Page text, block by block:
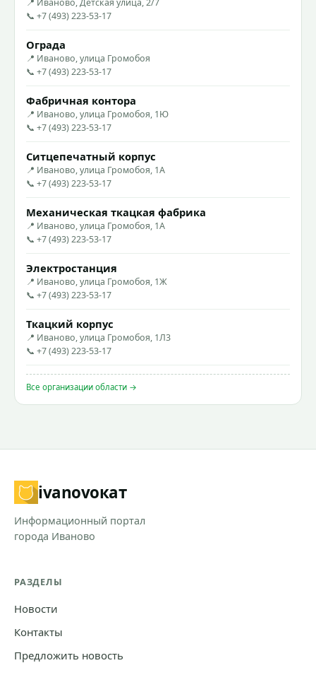
📞 +7 (493) 223-53-17
Ограда
📍 Иваново, улица Громобоя
📞 +7 (493) 223-53-17
Фабричная контора
📍 Иваново, улица Громобоя, 1Ю
📞 +7 (493) 223-53-17
Ситцепечатный корпус
📍 Иваново, улица Громобоя, 1А
📞 +7 (493) 223-53-17
Механическая ткацкая фабрика
📍 Иваново, улица Громобоя, 1А
📞 +7 (493) 223-53-17
Электростанция
📍 Иваново, улица Громобоя, 1Ж
📞 +7 (493) 223-53-17
Ткацкий корпус
📍 Иваново, улица Громобоя, 1Л3
📞 +7 (493) 223-53-17
Все организации области →
ivanovoкат
Информационный портал
города Иваново
РАЗДЕЛЫ
Новости
Контакты
Предложить новость